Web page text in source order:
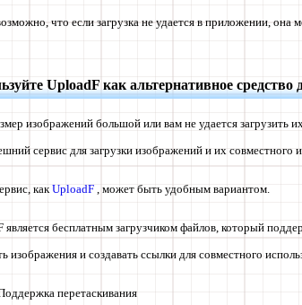
что если загрузка не удается в приложении, она
UploadF как альтернативное
изображений большой или вам не удается загрузить
сервис для загрузки изображений и их совместного
какUploadF , может быть удобным вариантом.
является бесплатным загрузчиком файлов, который
изображения и создавать ссылки для совместного
перетаскивания